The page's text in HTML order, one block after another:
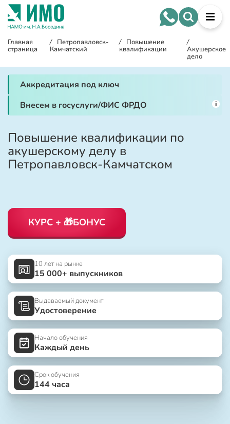
Главная
страница
/ Петропавловск-
Камчатский
/ Повышение
квалификации
/
Акушерское
дело
Аккредитация под ключ
Внесем в госуслуги/ФИС ФРДО
i
Повышение квалификации по
акушерскому делу в
Петропавловск-Камчатском
КУРС + 🎁БОНУС
10 лет на рынке
15 000+ выпускников
Выдаваемый документ
Удостоверение
Начало обучения
Каждый день
Срок обучения
144 часа